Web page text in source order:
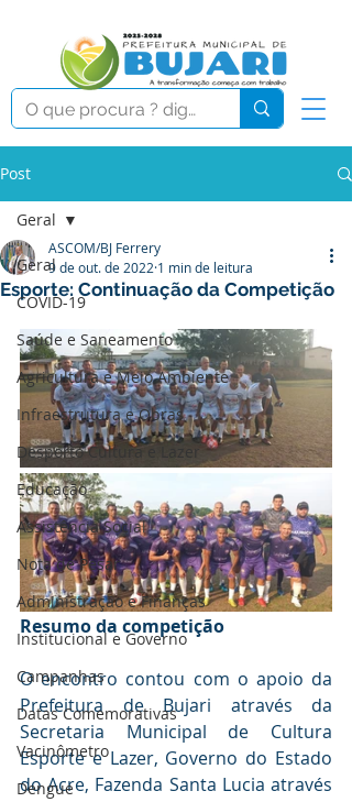
Post
Geral
COVID-19
Saúde e Saneamento
Agricultura e Meio Ambiente
Infraestrutura e Obras
Desporto Cultura e Lazer
Educação
Assistência Social
Nota de Pesar
Administração e Finanças
Institucional e Governo
Campanhas
Datas Comemorativas
Vacinômetro
Dengue
Geral
Esporte: Continuação da Competição
ASCOM/BJ Ferrery
9 de out. de 2022 1 min de leitura
Resumo da competição
O encontro contou com o apoio da
Prefeitura de Bujari através da
Secretaria Municipal de Cultura
Esporte e Lazer, Governo do Estado
do Acre, Fazenda Santa Lucia através